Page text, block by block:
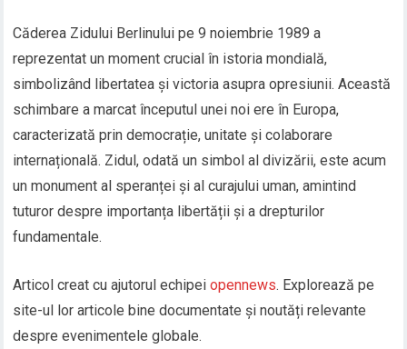
Căderea Zidului Berlinului pe 9 noiembrie 1989 a
reprezentat un moment crucial în istoria mondială,
simbolizând libertatea și victoria asupra opresiunii. Această
schimbare a marcat începutul unei noi ere în Europa,
caracterizată prin democrație, unitate și colaborare
internațională. Zidul, odată un simbol al divizării, este acum
un monument al speranței și al curajului uman, amintind
tuturor despre importanța libertății și a drepturilor
fundamentale.
Articol creat cu ajutorul echipeiopennews. Explorează pe
site-ul lor articole bine documentate și noutăți relevante
despre evenimentele globale.